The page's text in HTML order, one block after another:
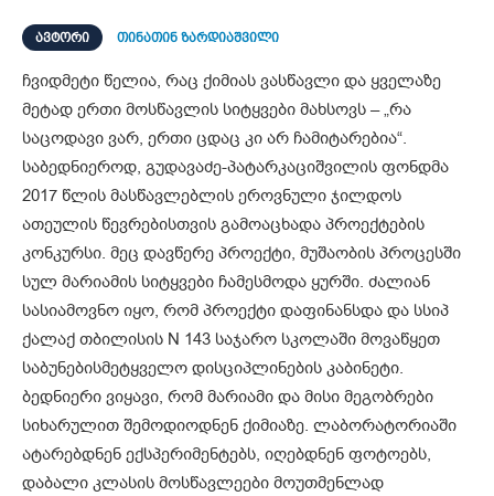
ᲐᲕᲢᲝᲠᲘ თინათინ ზარდიაშვილი
ჩვიდმეტი წელია, რაც ქიმიას ვასწავლი და ყველაზე
მეტად ერთი მოსწავლის სიტყვები მახსოვს – „რა
საცოდავი ვარ, ერთი ცდაც კი არ ჩამიტარებია“.
საბედნიეროდ, გუდავაძე-პატარკაციშვილის ფონდმა
2017 წლის მასწავლებლის ეროვნული ჯილდოს
ათეულის წევრებისთვის გამოაცხადა პროექტების
კონკურსი. მეც დავწერე პროექტი, მუშაობის პროცესში
სულ მარიამის სიტყვები ჩამესმოდა ყურში. ძალიან
სასიამოვნო იყო, რომ პროექტი დაფინანსდა და სსიპ
ქალაქ თბილისის N 143 საჯარო სკოლაში მოვაწყეთ
საბუნებისმეტყველო დისციპლინების კაბინეტი.
ბედნიერი ვიყავი, რომ მარიამი და მისი მეგობრები
სიხარულით შემოდიოდნენ ქიმიაზე. ლაბორატორიაში
ატარებდნენ ექსპერიმენტებს, იღებდნენ ფოტოებს,
დაბალი კლასის მოსწავლეები მოუთმენლად